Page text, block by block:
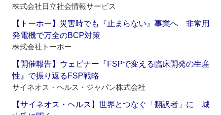
株式会社日立社会情報サービス
【トーホー】災害時でも『止まらない』事業へ 非常用
発電機で万全のBCP対策
株式会社トーホー
【開催報告】ウェビナー『FSPで変える臨床開発の生産
性』で振り返るFSP戦略
サイネオス・ヘルス・ジャパン株式会社
【サイネオス・ヘルス】世界とつなぐ「翻訳者」に 城